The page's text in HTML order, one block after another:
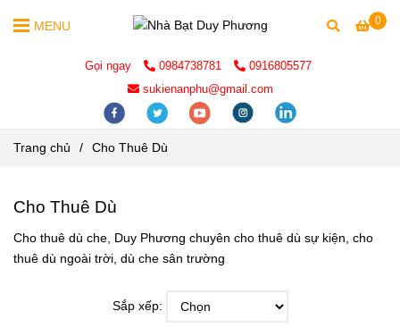
0
MENU
Gọi ngay 0984738781
0916805577
sukienanphu@gmail.com
Trang chủ / Cho Thuê Dù
Cho Thuê Dù
Cho thuê dù che, Duy Phương chuyên cho thuê dù sự kiện, cho
thuê dù ngoài trời, dù che sân trường
Sắp xếp: